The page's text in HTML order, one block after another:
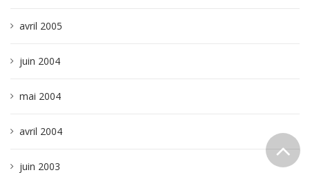
avril 2005
juin 2004
mai 2004
avril 2004
juin 2003